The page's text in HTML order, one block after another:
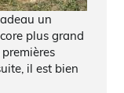
un
plus grand
il est bien